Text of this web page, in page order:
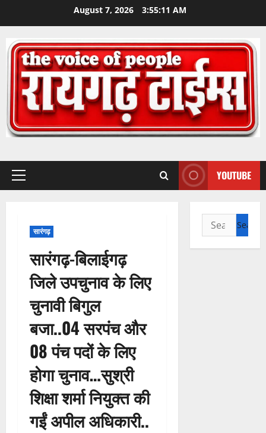
August 7, 2026 3:55:12 AM
Primary
YOUTUBE
सारंगढ़
सारंगढ़-बिलाईगढ़
जिले उपचुनाव के लिए
चुनावी बिगुल
बजा..04 सरपंच और
08 पंच पदों के लिए
होगा चुनाव…सुश्री
शिक्षा शर्मा नियुक्त की
गईं अपील अधिकारी..
Search
for: